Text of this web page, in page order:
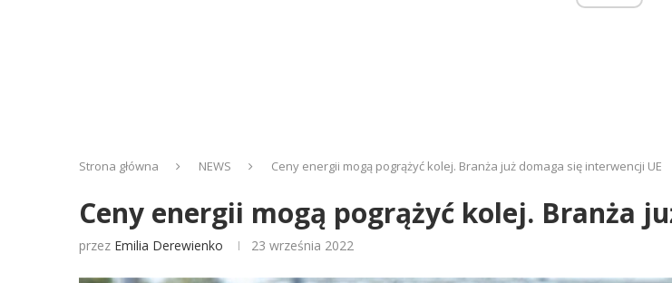
Strona główna NEWS Ceny energii mogą pogrążyć kolej. Branża już domaga się interwencji UE
Ceny energii mogą pogrążyć kolej. Branża
przez Emilia Derewienko 23 września 2022